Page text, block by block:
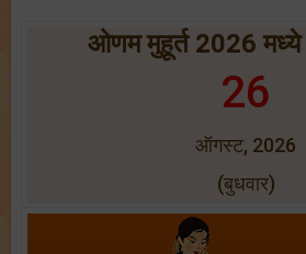
ओणम मुहूर्त 2026
26
ऑगस्ट, 2026
(बुधवार)